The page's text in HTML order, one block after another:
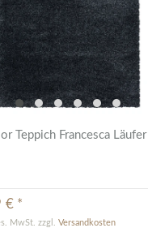
Teppich Francesca Läufer
€ *
MwSt. zzgl.Versandkosten